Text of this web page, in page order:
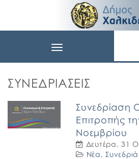
Toggle
ΣΥΝΕΔΡΙΆΣΕΙΣ
Συνεδρίαση
Επιτροπής
Νοεμβρίου
Δευτέρα, 31
Νέα ,